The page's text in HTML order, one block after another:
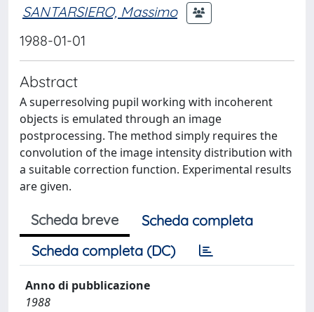
SANTARSIERO, Massimo
1988-01-01
Abstract
A superresolving pupil working with incoherent
objects is emulated through an image
postprocessing. The method simply requires the
convolution of the image intensity distribution with
a suitable correction function. Experimental results
are given.
Scheda breve
Scheda completa
Scheda completa (DC)
Anno di pubblicazione
1988